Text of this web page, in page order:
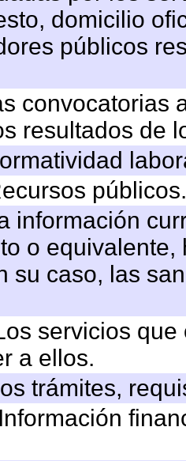
domicilio
públicos
convocatorias
resultados de
públicos.
información
o
su caso, las
servicios
a ellos.
trámites,